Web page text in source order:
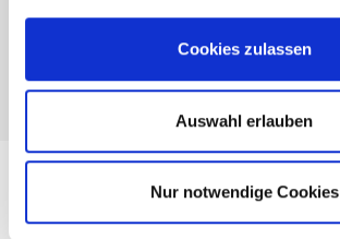
Cookies zulassen
Auswahl erlauben
Nur notwendige Cookies
Empleo